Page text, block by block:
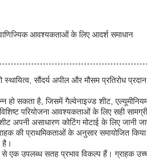
आवश्यकताओं के लिए आदर्श समाधान
सौंदर्य अपील और मौसम प्रतिरोध
हो सकता है, जिसमें गैल्वेनाइज्ड शीट,
परियोजना आवश्यकताओं के लिए सही
अपनी असाधारण कोटिंग मोटाई के लिए
की प्राथमिकताओं के अनुसार समायोजित
है।
से एक उपलब्ध सतह प्रभाव विकल्प हैं।